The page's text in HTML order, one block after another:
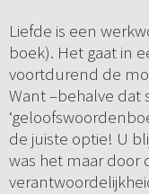
Liefde is een
boek). Het gaat in
voortdurend de
Want –behalve dat
de juiste optie! U
was het maar door